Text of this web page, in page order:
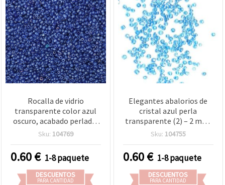
Rocalla de vidrio
transparente color azul
oscuro, acabado perlado,
2 mm, 50 g
Sku: 104769
0.60€ 1-8 paquete
DESCUENTOS
PARA CANTIDAD
Elegantes abalorios de
cristal azul perla
transparente (2) – 2 mm,
50 g, perfectos para
pulseras y pendientes
Sku: 104755
0.60€ 1-8 paquete
DESCUENTOS
PARA CANTIDAD